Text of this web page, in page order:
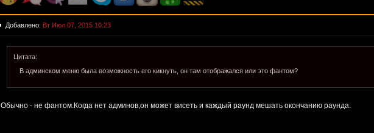
Добавлено: Вт Июл 07, 2015 10:23
Цитата:
В админском меню была возможность его кикнуть, он там отображался или это фантом?
Обычно - не фантом.Когда нет админов,он может висеть и каждый раунд мешать окончанию раунда.